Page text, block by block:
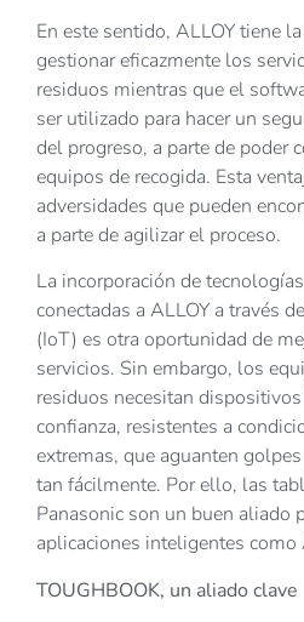
En este sentido, ALLOY tiene
gestionar eficazmente los
residuos mientras que el
ser utilizado para hacer un
del progreso, a parte de poder
equipos de recogida. Esta
adversidades que pueden
a parte de agilizar el proceso.
La incorporación de
conectadas a ALLOY a través
(IoT) es otra oportunidad de
servicios. Sin embargo, los
residuos necesitan
confianza, resistentes a
extremas, que aguanten
tan fácilmente. Por ello, las
Panasonic son un buen aliado
aplicaciones inteligentes como
TOUGHBOOK, un aliado clave